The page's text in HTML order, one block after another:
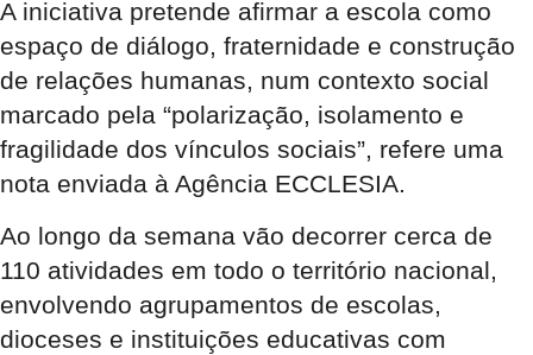
A iniciativa pretende afirmar a escola como
espaço de diálogo, fraternidade e construção
de relações humanas, num contexto social
marcado pela “polarização, isolamento e
fragilidade dos vínculos sociais”, refere uma
nota enviada à Agência ECCLESIA.
Ao longo da semana vão decorrer cerca de
110 atividades em todo o território nacional,
envolvendo agrupamentos de escolas,
dioceses e instituições educativas com